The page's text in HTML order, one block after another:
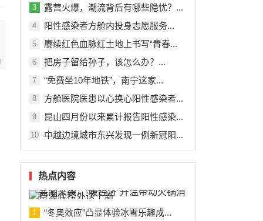
3 露营火爆，潮流背后有哪些隐忧？...
4 阳性感染者方舱内投身志愿服务...
5 赓续红色血脉红土地上书写“青春...
6 把房子留给孙子，该怎么办？...
7 “免费坐10年地铁”，南宁这家...
8 方舱医院医患以心换心阳性感染者...
9 昆山四月份以来累计报告阳性感染...
10 中越边境城市东兴发现一例新冠阳...
热点内容
1 “冬奥效应”凸显体验冰雪乐趣成...